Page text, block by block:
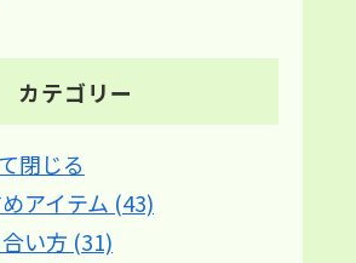
カテゴリー
閉じる
アイテム (43)
い方 (31)